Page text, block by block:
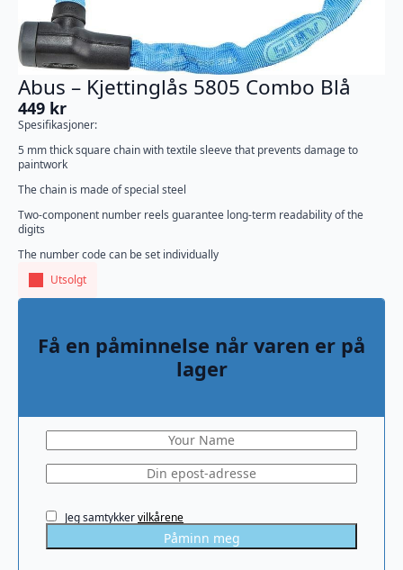
Abus – Kjettinglås 5805 Combo Blå
449 kr
Spesifikasjoner:
5 mm thick square chain with textile sleeve that prevents damage to
paintwork
The chain is made of special steel
Two-component number reels guarantee long-term readability of the
digits
The number code can be set individually
Utsolgt
Få en påminnelse når varen er på
lager
Jeg samtykkervilkårene
Påminn meg